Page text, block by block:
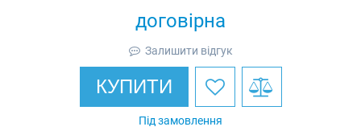
договірна
Залишити відгук
КУПИТИ
Під замовлення